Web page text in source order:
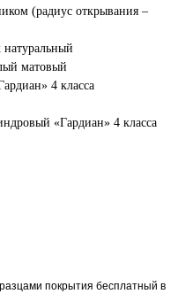
(радиус открывания –
матовый
4 класса
«Гардиан» 4 класса
покрытия бесплатный в